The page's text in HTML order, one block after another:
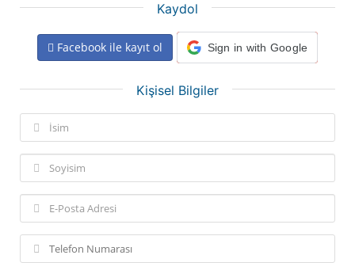
Kaydol
Facebook ile kayıt ol Sign in with Google
Kişisel Bilgiler